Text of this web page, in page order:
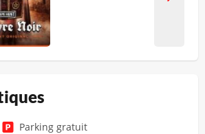
Parking gratuit